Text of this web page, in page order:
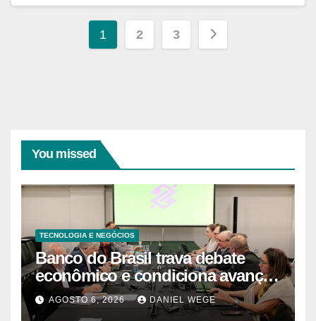
Paginação
1 2 3
You missed
TECNOLOGIA E NEGÓCIOS
Banco do Brasil trava debate
econômico e condiciona avanços
à decisão da Fenaban | Contec
Brasil
AGOSTO 6, 2026 DANIEL WEGE